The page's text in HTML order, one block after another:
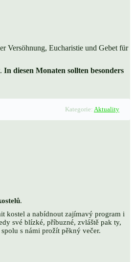
Versöhnung, Eucharistie und Gebet für
In diesen Monaten sollten besonders
Kategorie: Aktuality
.
kostel a nabídnout zajímavý program i
své blízké, příbuzné, zvláště pak ty,
s námi prožít pěkný večer.